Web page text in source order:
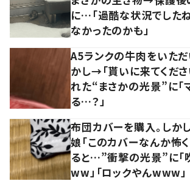
に…「過酷な状況でしたね
なかったのかも」
A5ランクの牛肉をいただ
かし→「貰いに来てくださ
れた“まさかの光景”に「
る…？」
布団カバーを購入。し
娘「このカバーなんか怖
ると…”衝撃の光景”に「
ww」「ロックやんwww」